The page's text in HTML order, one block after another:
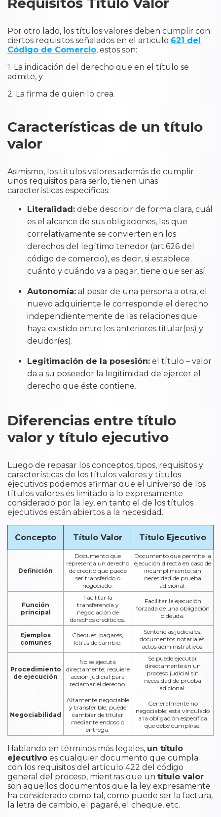
Por otro lado, los títulos valores deben cumplir con
ciertos requisitos señalados en el articulo 621 del
Código de Comercio, estos son:
1. La indicación del derecho que en el título se
admite, y
2. La firma de quien lo crea.
Características de un título
valor
Asimismo, los títulos valores además de cumplir
unos requisitos para serlo, tienen unas
características específicas:
Literalidad: debe describir de forma clara, cuál
es el alcance de sus obligaciones, las que
correlativamente se convierten en los
derechos del legítimo tenedor (art.626 del
código de comercio), es decir, si establece
cuánto y cuándo va a pagar, tiene que ser así.
Autonomía: al pasar de una persona a otra, el
nuevo adquiriente le corresponde el derecho
independientemente de las relaciones que
haya existido entre los anteriores titular(es) y
deudor(es).
Legitimación de la posesión: el título – valor
da a su poseedor la legitimidad de ejercer el
derecho que éste contiene.
Diferencias entre título
valor y título ejecutivo
Luego de repasar los conceptos, tipos, requisitos y
características de los títulos valores y títulos
ejecutivos podemos afirmar que el universo de los
títulos valores es limitado a lo expresamente
considerado por la ley, en tanto el de los títulos
ejecutivos están abiertos a la necesidad.
Concepto Título Valor Título Ejecutivo
Definición
Documento que
representa un derecho
de crédito que puede
ser transferido o
negociado.
Documento que permite la
ejecución directa en caso de
incumplimiento, sin
necesidad de prueba
adicional.
Función
principal
Facilitar la
transferencia y
negociación de
derechos crediticios.
Facilitar la ejecución
forzada de una obligación
o deuda.
Ejemplos
comunes
Cheques, pagarés,
letras de cambio.
Sentencias judiciales,
documentos notariales,
actos administrativos.
Procedimiento
de ejecución
No se ejecuta
directamente; requiere
acción judicial para
reclamar el derecho.
Se puede ejecutar
directamente en un
proceso judicial sin
necesidad de prueba
adicional.
Negociabilidad
Altamente negociable
y transferible; puede
cambiar de titular
mediante endoso o
entrega.
Generalmente no
negociable; está vinculado
a la obligación específica
que debe cumplirse.
Hablando en términos más legales, un título
ejecutivo es cualquier documento que cumpla
con los requisitos del artículo 422 del código
general del proceso, mientras que un título valor
son aquellos documentos que la ley expresamente
ha considerado como tal, como puede ser la factura,
la letra de cambio, el pagaré, el cheque, etc.